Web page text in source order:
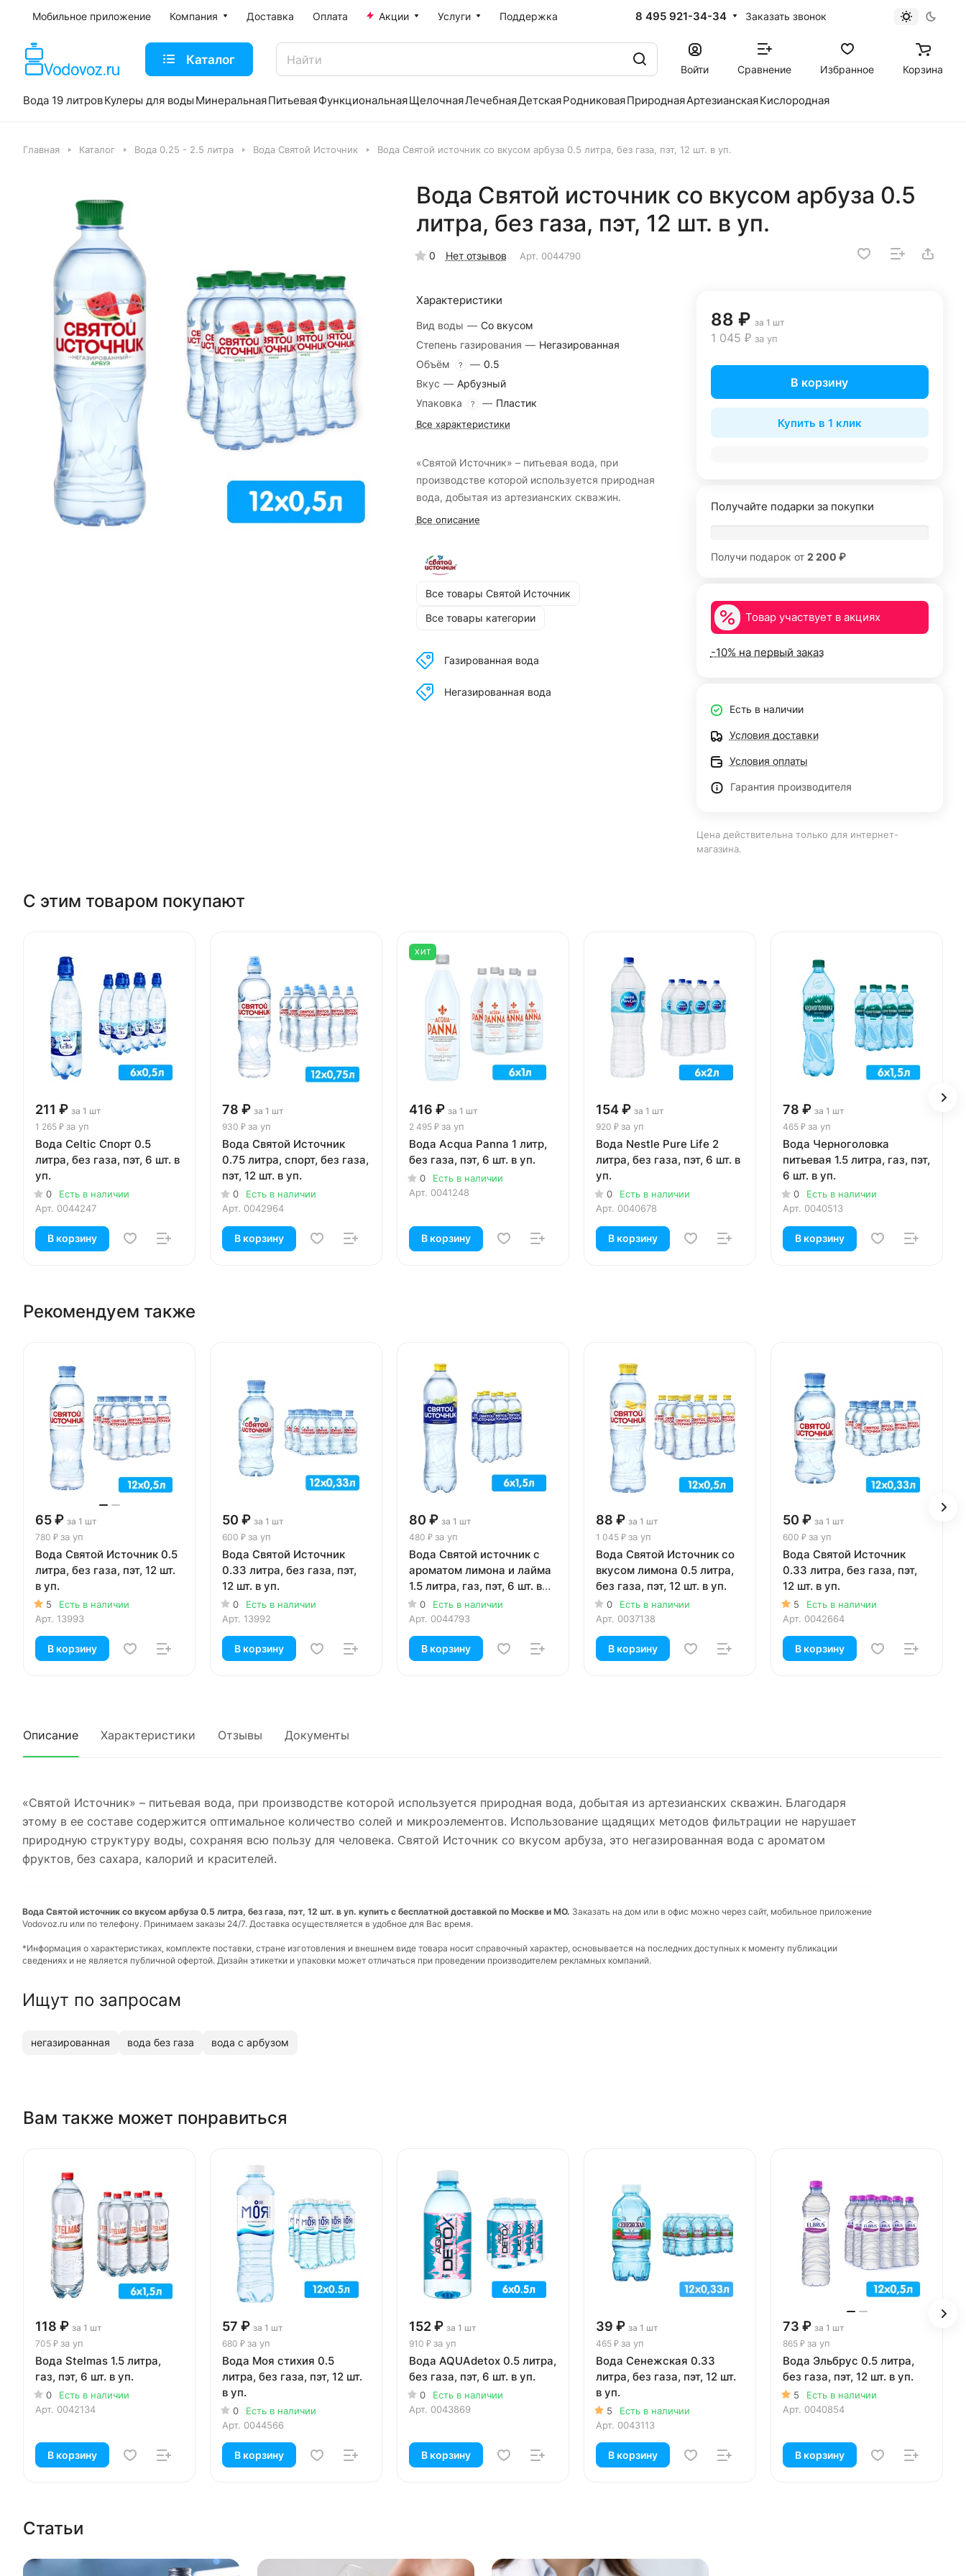
Мобильное приложение Компания Доставка Оплата Акции Услуги Поддержка 8 495 921-34-34 Заказать звонок
Каталог
Войти Сравнение Избранное Корзина
Вода 19 литровКулеры для воды МинеральнаяПитьеваяФункциональнаяЩелочнаяЛечебнаяДетскаяРодниковаяПрироднаяАртезианскаяКислородная
Главная Каталог Вода 0.25 - 2.5 литра Вода Святой Источник Вода Святой источник со вкусом арбуза 0.5 литра, без газа, пэт, 12 шт. в уп.
Вода Святой источник со вкусом арбуза 0.5
литра, без газа, пэт, 12 шт. в уп.
0 Нет отзывов Арт. 0044790
Характеристики
Вид воды — Со вкусом
Степень газирования — Негазированная
Объём
? — 0.5
Вкус — Арбузный
Упаковка
? — Пластик
Все характеристики
«Святой Источник» – питьевая вода, при
производстве которой используется природная
вода, добытая из артезианских скважин.
Все описание
Все товары Святой Источник
Все товары категории
Газированная вода
Негазированная вода
88 ₽ за 1 шт
1 045 ₽ за уп
В корзину
Купить в 1 клик
Получайте подарки за покупки
Получи подарок от 2 200 ₽
Товар участвует в акциях
-10% на первый заказ
Есть в наличии
Условия доставки
Условия оплаты
Гарантия производителя
Цена действительна только для интернет-
магазина.
С этим товаром покупают
211 ₽ за 1 шт
1 265 ₽ за уп
Вода Celtic Спорт 0.5
литра, без газа, пэт, 6 шт. в
уп.
0
Есть в наличии
Арт. 0044247
В корзину
78 ₽ за 1 шт
930 ₽ за уп
Вода Святой Источник
0.75 литра, спорт, без газа,
пэт, 12 шт. в уп.
0
Есть в наличии
Арт. 0042964
В корзину
ХИТ
416 ₽ за 1 шт
2 495 ₽ за уп
Вода Acqua Panna 1 литр,
без газа, пэт, 6 шт. в уп.
0
Есть в наличии
Арт. 0041248
В корзину
154 ₽ за 1 шт
920 ₽ за уп
Вода Nestle Pure Life 2
литра, без газа, пэт, 6 шт. в
уп.
0
Есть в наличии
Арт. 0040678
В корзину
78 ₽ за 1 шт
465 ₽ за уп
Вода Черноголовка
питьевая 1.5 литра, газ, пэт,
6 шт. в уп.
0
Есть в наличии
Арт. 0040513
В корзину
Рекомендуем также
65 ₽ за 1 шт
780 ₽ за уп
Вода Святой Источник 0.5
литра, без газа, пэт, 12 шт.
в уп.
5
Есть в наличии
Арт. 13993
В корзину
50 ₽ за 1 шт
600 ₽ за уп
Вода Святой Источник
0.33 литра, без газа, пэт,
12 шт. в уп.
0
Есть в наличии
Арт. 13992
В корзину
80 ₽ за 1 шт
480 ₽ за уп
Вода Святой источник с
ароматом лимона и лайма
1.5 литра, газ, пэт, 6 шт. в
уп.
0
Есть в наличии
Арт. 0044793
В корзину
88 ₽ за 1 шт
1 045 ₽ за уп
Вода Святой Источник со
вкусом лимона 0.5 литра,
без газа, пэт, 12 шт. в уп.
0
Есть в наличии
Арт. 0037138
В корзину
50 ₽ за 1 шт
600 ₽ за уп
Вода Святой Источник
0.33 литра, без газа, пэт,
12 шт. в уп.
5
Есть в наличии
Арт. 0042664
В корзину
Описание Характеристики Отзывы Документы
«Святой Источник» – питьевая вода, при производстве которой используется природная вода, добытая из артезианских скважин. Благодаря
этому в ее составе содержится оптимальное количество солей и микроэлементов. Использование щадящих методов фильтрации не нарушает
природную структуру воды, сохраняя всю пользу для человека. Святой Источник со вкусом арбуза, это негазированная вода с ароматом
фруктов, без сахара, калорий и красителей.
Вода Святой источник со вкусом арбуза 0.5 литра, без газа, пэт, 12 шт. в уп. купить с бесплатной доставкой по Москве и МО. Заказать на дом или в офис можно через сайт, мобильное приложение
Vodovoz.ru или по телефону. Принимаем заказы 24/7. Доставка осуществляется в удобное для Вас время.
*Информация о характеристиках, комплекте поставки, стране изготовления и внешнем виде товара носит справочный характер, основывается на последних доступных к моменту публикации
сведениях и не является публичной офертой. Дизайн этикетки и упаковки может отличаться при проведении производителем рекламных компаний.
Ищут по запросам
негазированная вода без газа вода c арбузом
Вам также может понравиться
118 ₽ за 1 шт
705 ₽ за уп
Вода Stelmas 1.5 литра,
газ, пэт, 6 шт. в уп.
0
Есть в наличии
Арт. 0042134
В корзину
57 ₽ за 1 шт
680 ₽ за уп
Вода Моя стихия 0.5
литра, без газа, пэт, 12 шт.
в уп.
0
Есть в наличии
Арт. 0044566
В корзину
152 ₽ за 1 шт
910 ₽ за уп
Вода AQUAdetox 0.5 литра,
без газа, пэт, 6 шт. в уп.
0
Есть в наличии
Арт. 0043869
В корзину
39 ₽ за 1 шт
465 ₽ за уп
Вода Сенежская 0.33
литра, без газа, пэт, 12 шт.
в уп.
5
Есть в наличии
Арт. 0043113
В корзину
73 ₽ за 1 шт
865 ₽ за уп
Вода Эльбрус 0.5 литра,
без газа, пэт, 12 шт. в уп.
5
Есть в наличии
Арт. 0040854
В корзину
Статьи